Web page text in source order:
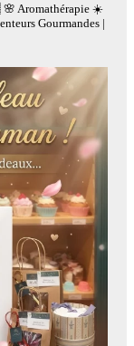
🌸 Aromathérapie☀️
Gourmandes |